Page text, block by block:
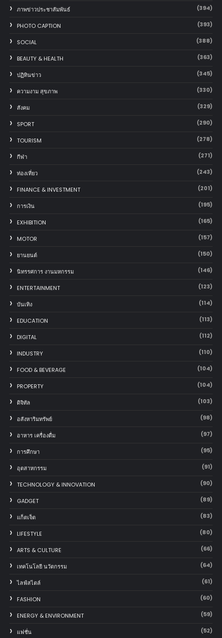
ภาพข่าวประชาสัมพันธ์ (394)
PHOTO CAPTION (393)
SOCIAL (388)
BEAUTY & HEALTH (363)
ปฏิทินข่าว (345)
ความงาม สุขภาพ (330)
สังคม (329)
SPORT (290)
TOURISM (278)
กีฬา (271)
ท่องเที่ยว (243)
FINANCE & INVESTMENT (201)
การเงิน (195)
EXHIBITION (165)
MOTOR (157)
‎ยานยนต์‎ (150)
นิทรรศการ งานมหกรรม (146)
ENTERTAINMENT (123)
บันเทิง (114)
EDUCATION (113)
DIGITAL (112)
INDUSTRY (110)
FOOD & BEVERAGE (104)
PROPERTY (104)
ดิจิทัล (103)
อสังหาริมทรัพย์ (98)
อาหาร เครื่องดื่ม (97)
การศึกษา (95)
อุตสาหกรรม (91)
TECHNOLOGY & INNOVATION (90)
GADGET (89)
แก็ตเจ็ต (83)
LIFESTYLE (80)
ARTS & CULTURE (66)
เทคโนโลยี นวัตกรรม (64)
ไลฟ์สไตล์ (61)
FASHION (60)
ENERGY & ENVIRONMENT (59)
แฟชั่น (52)